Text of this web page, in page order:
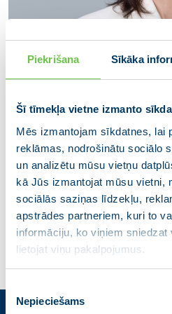
Piekrišana Sīkāka
Šī tīmekļa vietne izmanto
Mēs izmantojam sīkdatnes, lai
reklāmas, nodrošinātu sociālo
un analizētu mūsu vietņu
kā Jūs izmantojat mūsu vietni,
sociālās saziņas līdzekļu,
apstrādes partneriem, kuri to
informāciju, ko viņiem
lietojat viņu pakalpojumus.
Piekrišanas
izvēle
Nepieciešams
Ina Stupele
Siguldas novada